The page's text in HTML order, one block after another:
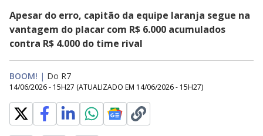
Apesar do erro, capitão da equipe laranja segue na
vantagem do placar com R$ 6.000 acumulados
contra R$ 4.000 do time rival
BOOM! | Do R7
14/06/2026 - 15H27 (ATUALIZADO EM 14/06/2026 - 15H27)